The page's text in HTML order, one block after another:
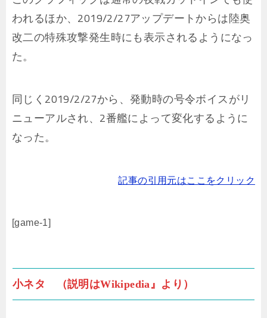
われるほか、2019/2/27アップデートからは陸奥
改二の特殊攻撃発生時にも表示されるようになっ
た。
同じく2019/2/27から、発動時の号令ボイスがリ
ニューアルされ、2番艦によって変化するように
なった。
記事の引用元はここをクリック
[game-1]
小ネタ （説明はWikipedia』より）